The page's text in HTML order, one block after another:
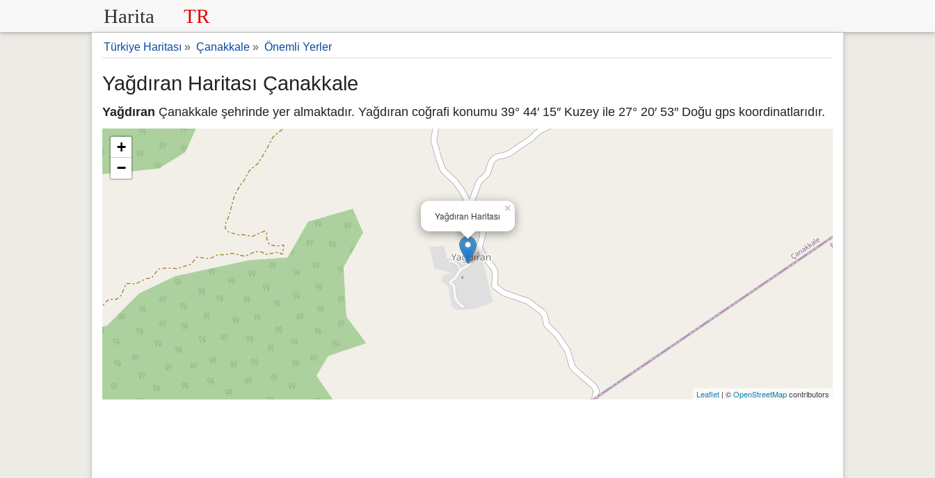
Harita TR
Türkiye Haritası » Çanakkale » Önemli Yerler
Yağdıran Haritası Çanakkale
Yağdıran Çanakkale şehrinde yer almaktadır. Yağdıran coğrafi konumu 39° 44′ 15″ Kuzey ile 27° 20′ 53″ Doğu gps koordinatlarıdır.
Yağdıran Haritası
×
+
−
Leaflet | ©OpenStreetMapcontributors